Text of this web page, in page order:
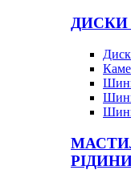
ДИСКИ
Шини